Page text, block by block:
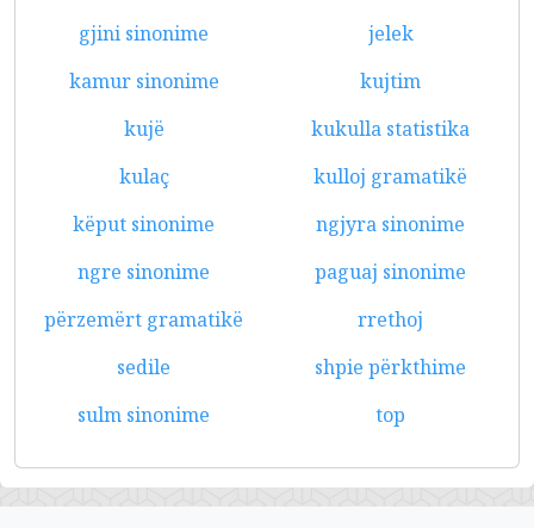
gjini sinonime
jelek
kamur sinonime
kujtim
kujë
kukulla statistika
kulaç
kulloj gramatikë
këput sinonime
ngjyra sinonime
ngre sinonime
paguaj sinonime
përzemërt gramatikë
rrethoj
sedile
shpie përkthime
sulm sinonime
top